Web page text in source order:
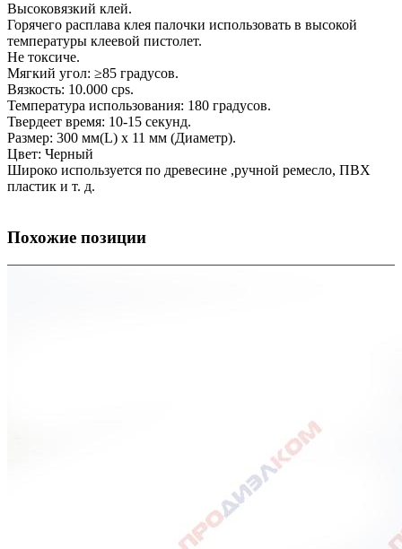
Высоковязкий клей.
Горячего расплава клея палочки использовать в высокой
температуры клеевой пистолет.
Не токсиче.
Мягкий угол: ≥85 градусов.
Вязкость: 10.000 cps.
Температура использования: 180 градусов.
Твердеет время: 10-15 секунд.
Размер: 300 мм(L) х 11 мм (Диаметр).
Цвет: Черный
Широко используется по древесине ,ручной ремесло, ПВХ
пластик и т. д.
Похожие позиции